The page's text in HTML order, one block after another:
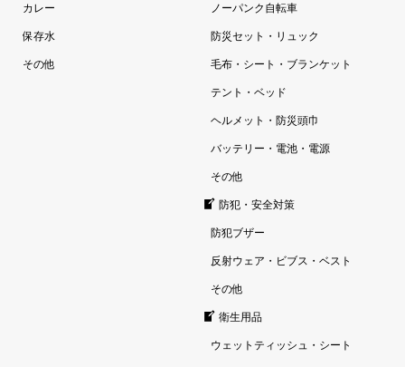
カレー
保存水
その他
ノーパンク自転車
防災セット・リュック
毛布・シート・ブランケット
テント・ベッド
ヘルメット・防災頭巾
バッテリー・電池・電源
その他
防犯・安全対策
防犯ブザー
反射ウェア・ビブス・ベスト
その他
衛生用品
ウェットティッシュ・シート